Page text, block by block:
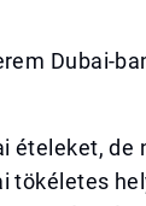
Dubai-
ételeket, de
tökéletes